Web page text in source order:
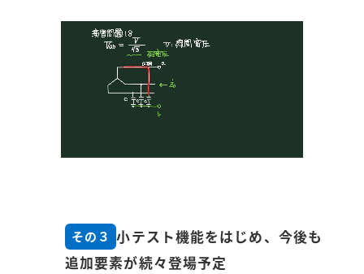
その３ 小テスト機能をはじめ、今後も
追加要素が続々登場予定